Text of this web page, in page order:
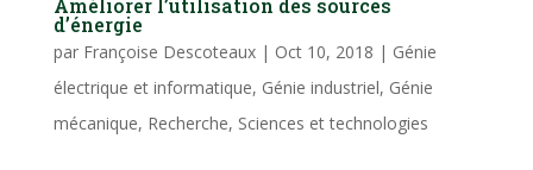
Améliorer l’utilisation des sources
d’énergie
par Françoise Descoteaux| Oct 10, 2018 | Génie
électrique et informatique, Génie industriel, Génie
mécanique, Recherche, Sciences et technologies